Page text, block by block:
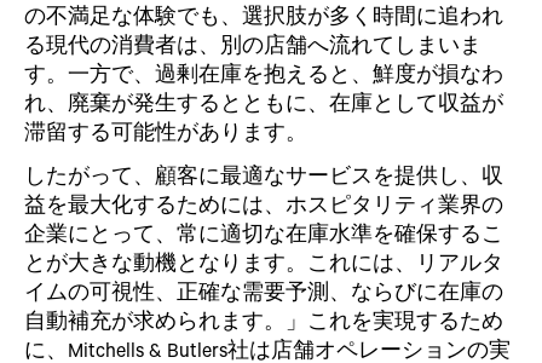
の不満足な体験でも、選択肢が多く時間に追われ
る現代の消費者は、別の店舗へ流れてしまいま
す。一方で、過剰在庫を抱えると、鮮度が損なわ
れ、廃棄が発生するとともに、在庫として収益が
滞留する可能性があります。
したがって、顧客に最適なサービスを提供し、収
益を最大化するためには、ホスピタリティ業界の
企業にとって、常に適切な在庫水準を確保するこ
とが大きな動機となります。これには、リアルタ
イムの可視性、正確な需要予測、ならびに在庫の
自動補充が求められます。」これを実現するため
に、Mitchells & Butlers社は店舗オペレーションの実